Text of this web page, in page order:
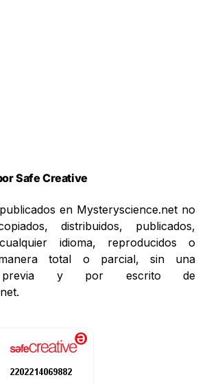
Safe Creative
en Mysteryscience.net no
distribuidos, publicados,
idioma, reproducidos o
total o parcial, sin una
previa y por escrito de